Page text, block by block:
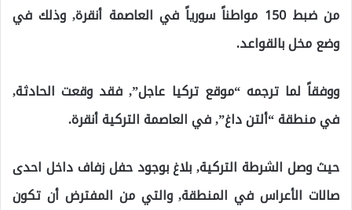
من ضبط 150 مواطناً سورياً في العاصمة أنقرة, وذلك في
وضع مخل بالقواعد.
ووفقاً لما ترجمه “موقع تركيا عاجل”, فقد وقعت الحادثة,
في منطقة “ألتن داغ”, في العاصمة التركية أنقرة.
حيث وصل الشرطة التركية, بلاغ بوجود حفل زفاف داخل احدى
صالات الأعراس في المنطقة, والتي من المفترض أن تكون